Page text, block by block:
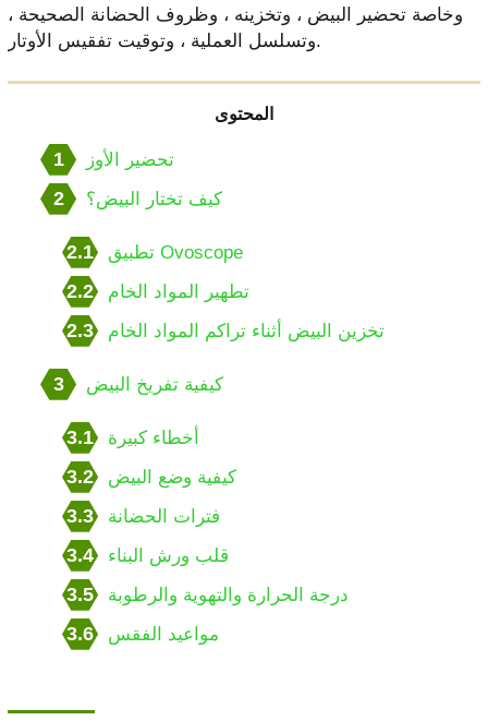
وخاصة تحضير البيض ، وتخزينه ، وظروف الحضانة الصحيحة ،
وتسلسل العملية ، وتوقيت تفقيس الأوتار.
المحتوى
1 تحضير الأوز
2 كيف تختار البيض؟
2.1 تطبيق Ovoscope
2.2 تطهير المواد الخام
2.3 تخزين البيض أثناء تراكم المواد الخام
3 كيفية تفريخ البيض
3.1 أخطاء كبيرة
3.2 كيفية وضع البيض
3.3 فترات الحضانة
3.4 قلب ورش البناء
3.5 درجة الحرارة والتهوية والرطوبة
3.6 مواعيد الفقس